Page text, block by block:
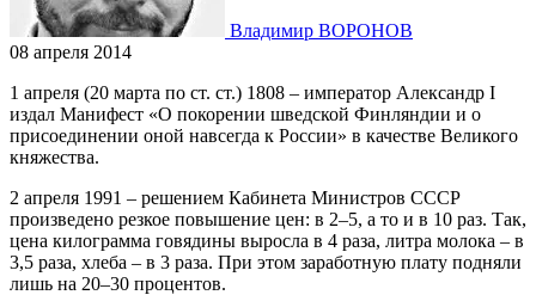
Владимир ВОРОНОВ
08 апреля 2014
1 апреля (20 марта по ст. ст.) 1808 – император Александр I
издал Манифест «О покорении шведской Финляндии и о
присоединении оной навсегда к России» в качестве Великого
княжества.
2 апреля 1991 – решением Кабинета Министров СССР
произведено резкое повышение цен: в 2–5, а то и в 10 раз. Так,
цена килограмма говядины выросла в 4 раза, литра молока – в
3,5 раза, хлеба – в 3 раза. При этом заработную плату подняли
лишь на 20–30 процентов.